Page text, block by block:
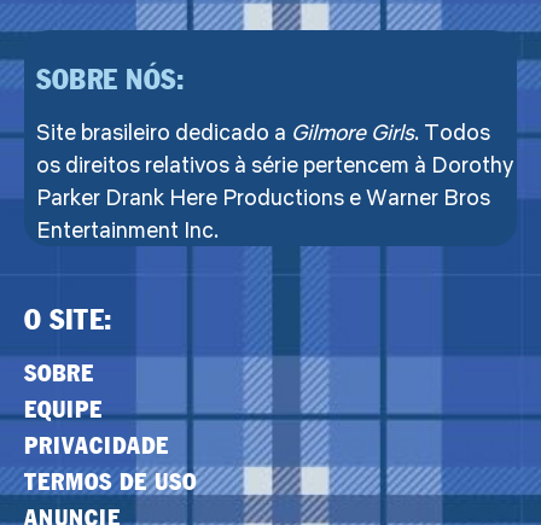
SOBRE NÓS:
Site brasileiro dedicado a Gilmore Girls. Todos
os direitos relativos à série pertencem à Dorothy
Parker Drank Here Productions e Warner Bros
Entertainment Inc.
O SITE:
SOBRE
EQUIPE
PRIVACIDADE
TERMOS DE USO
ANUNCIE